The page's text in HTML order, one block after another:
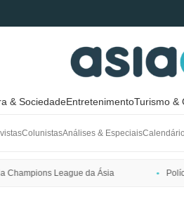
& SociedadeEntretenimentoTurismo &
ColunistasAnálises & EspeciaisCalendário
Polícia da Coreia do Sul pede